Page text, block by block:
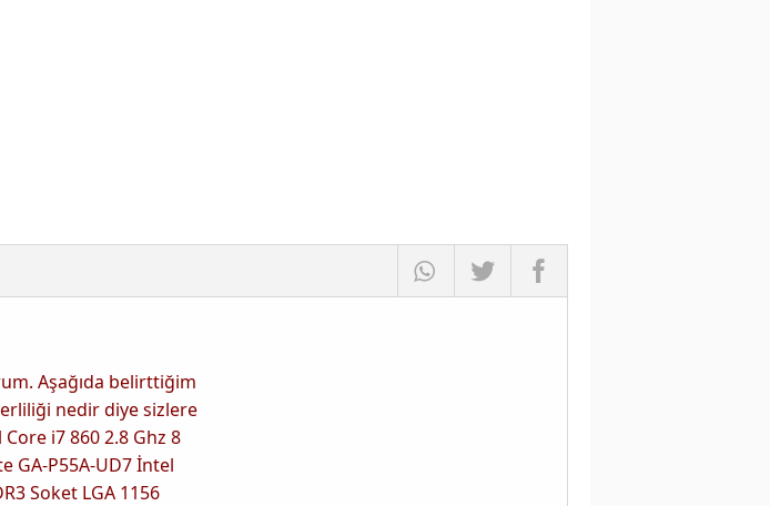
Aşağıda belirttiğim
nedir diye sizlere
i7 860 2.8 Ghz 8
GA-P55A-UD7 İntel
Soket LGA 1156